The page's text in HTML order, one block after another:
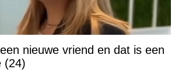
nieuwe vriend en dat is een
(24)